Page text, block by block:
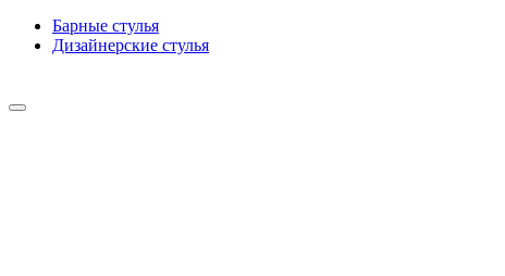
Барные cтулья
Дизайнерские cтулья